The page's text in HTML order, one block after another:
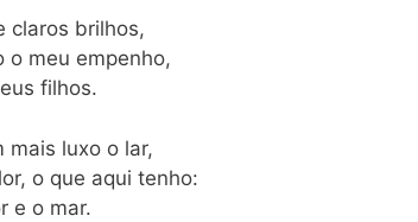
claros brilhos,
o meu empenho,
filhos.
mais luxo o lar,
o que aqui tenho:
e o mar.